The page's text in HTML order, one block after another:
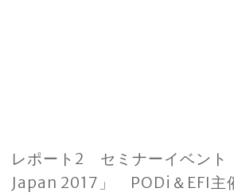
レポート2 セミナーイベン
Japan 2017」 PODi＆EFI